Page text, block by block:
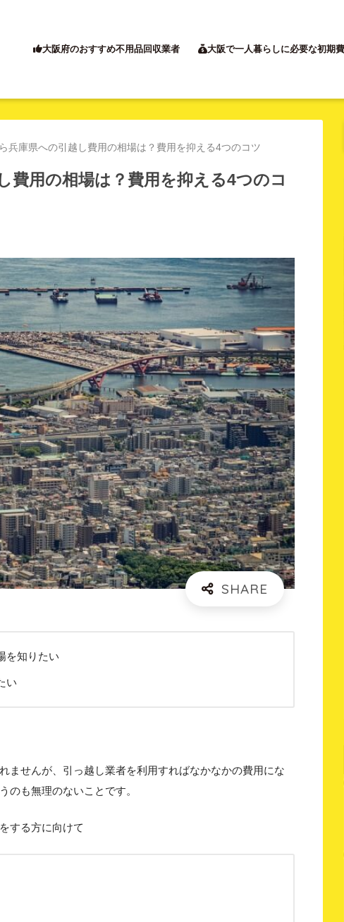
大阪府のおすすめ不用品回収業者 大阪で一人暮らしに必要な初期
兵庫県への引越し費用の相場は？費用を抑える4つのコツ
費用の相場は？費用を抑える4つのコ
を知りたい
い
ませんが、引っ越し業者を利用すればなかなかの費用にな
のも無理のないことです。
する方に向けて